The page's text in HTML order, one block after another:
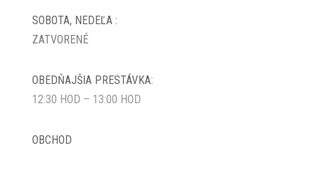
SOBOTA, NEDEĽA :
ZATVORENÉ
OBEDŇAJŠIA PRESTÁVKA:
12:30 HOD – 13:00 HOD
OBCHOD